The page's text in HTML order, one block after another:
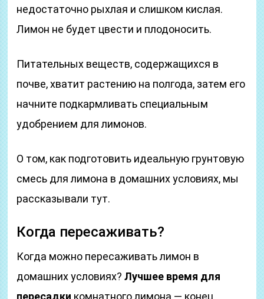
недостаточно рыхлая и слишком кислая.
Лимон не будет цвести и плодоносить.
Питательных веществ, содержащихся в
почве, хватит растению на полгода, затем его
начните подкармливать специальным
удобрением для лимонов.
О том, как подготовить идеальную грунтовую
смесь для лимона в домашних условиях, мы
рассказывали тут.
Когда пересаживать?
Когда можно пересаживать лимон в
домашних условиях?Лучшее время для
пересадки комнатного лимона — конец